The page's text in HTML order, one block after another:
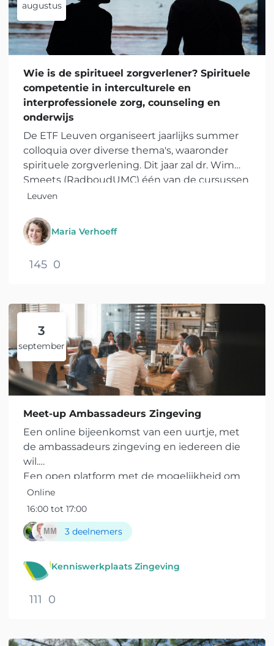
augustus
Wie is de spiritueel zorgverlener? Spirituele
competentie in interculturele en
interprofessionele zorg, counseling en
onderwijs
De ETF Leuven organiseert jaarlijks summer
colloquia over diverse thema's, waaronder
spirituele zorgverlening. Dit jaar zal dr. Wim
Smeets (RadboudUMC) één van de cursussen
verzorgen met als thema Wie is de spiritueel
Leuven
Maria Verhoeff
145 0
3
september
Meet-up Ambassadeurs Zingeving
Een online bijeenkomst van een uurtje, met
de ambassadeurs zingeving en iedereen die
wil.
Een open platform met de mogelijkheid om
elkaar te ontmoeten, inspiratie en informatie
uitwisselen. We reserveren een kwartiertje om
je bij te praten over...
Online
16:00 tot 17:00
3 deelnemers
Kenniswerkplaats Zingeving
111 0